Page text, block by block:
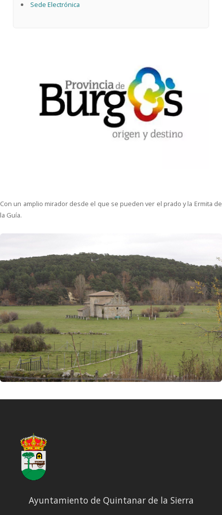
Sede Electrónica
Con un amplio mirador desde el que se pueden ver el prado y la Ermita de
la Guía.
Ayuntamiento de Quintanar de la Sierra